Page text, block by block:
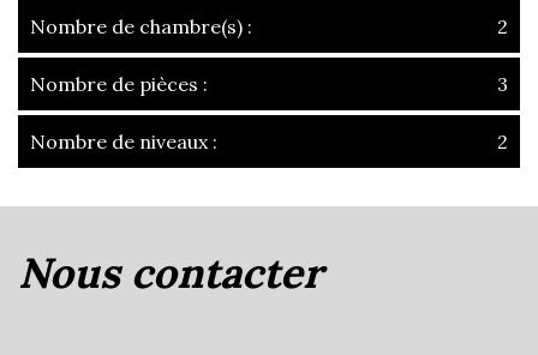
Nombre de chambre(s) : 2
Nombre de pièces : 3
Nombre de niveaux : 2
nous contacter